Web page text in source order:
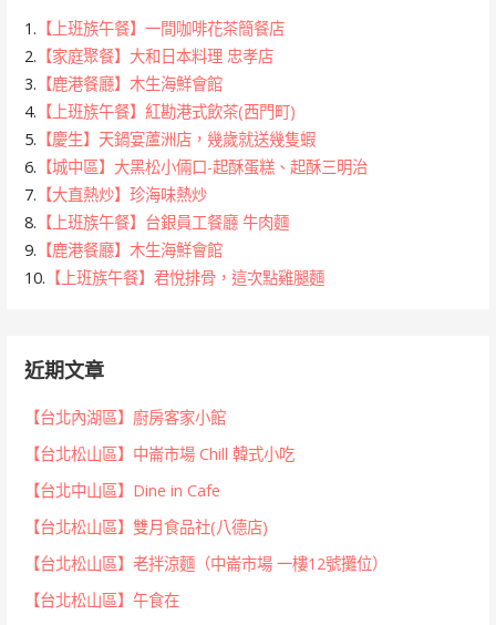
1. 【上班族午餐】一間咖啡花茶簡餐店
2. 【家庭聚餐】大和日本料理 忠孝店
3. 【鹿港餐廳】木生海鮮會館
4. 【上班族午餐】紅勘港式飲茶(西門町)
5. 【慶生】天鍋宴蘆洲店，幾歲就送幾隻蝦
6. 【城中區】大黑松小倆口-起酥蛋糕、起酥三明治
7. 【大直熱炒】珍海味熱炒
8. 【上班族午餐】台銀員工餐廳 牛肉麵
9. 【鹿港餐廳】木生海鮮會館
10. 【上班族午餐】君悅排骨，這次點雞腿麵
近期文章
【台北內湖區】廚房客家小館
【台北松山區】中崙市場 Chill 韓式小吃
【台北中山區】Dine in Cafe
【台北松山區】雙月食品社(八德店)
【台北松山區】老拌涼麵（中崙市場 一樓12號攤位）
【台北松山區】午食在